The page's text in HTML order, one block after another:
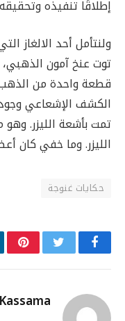
إطلاقًا تنفيذه
ولنتأمل أحد الالغاز
توت عنخ آمون
قطعة واحدة من
الكشف الإشعاعي
تمت بأشعة الليزر.
الليزر. وما خفي كان
حكايات غنوجة
Facebook
Twitter